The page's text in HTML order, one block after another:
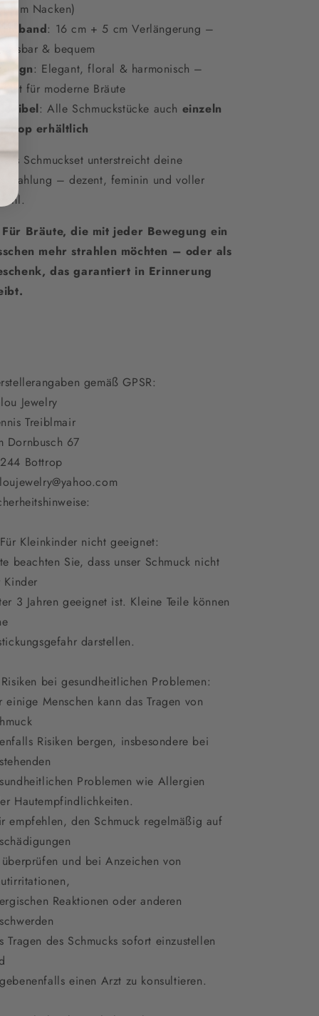
im Nacken)
Armband: 16 cm + 5 cm Verlängerung –
& bequem
: Elegant, floral & harmonisch –
für moderne Bräute
: Alle Schmuckstücke auch einzeln
Shop erhältlich
Schmuckset unterstreicht deine
– dezent, feminin und voller
Für Bräute, die mit jeder Bewegung ein
mehr strahlen möchten – oder als
das garantiert in Erinnerung
gemäß GPSR:
Jewelry
Treiblmair
Dornbusch 67
Bottrop
Kleinkinder nicht geeignet:
beachten Sie, dass unser Schmuck nicht
Kinder
3 Jahren geeignet ist. Kleine Teile können
darstellen.
bei gesundheitlichen Problemen:
einige Menschen kann das Tragen von
Risiken bergen, insbesondere bei
Problemen wie Allergien
Hautempfindlichkeiten.
empfehlen, den Schmuck regelmäßig auf
und bei Anzeichen von
Reaktionen oder anderen
Tragen des Schmucks sofort einzustellen
einen Arzt zu konsultieren.